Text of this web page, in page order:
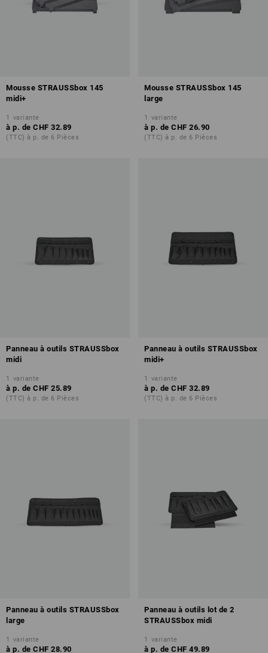
Mousse STRAUSSbox 145
midi+
1 variante
à p. de CHF 32.89
(TTC) à p. de 6 Pièces
Mousse STRAUSSbox 145
large
1 variante
à p. de CHF 26.90
(TTC) à p. de 6 Pièces
Panneau à outils STRAUSSbox
midi
1 variante
à p. de CHF 25.89
(TTC) à p. de 6 Pièces
Panneau à outils STRAUSSbox
midi+
1 variante
à p. de CHF 32.89
(TTC) à p. de 6 Pièces
Panneau à outils STRAUSSbox
large
1 variante
à p. de CHF 28.90
Panneau à outils lot de 2
STRAUSSbox midi
1 variante
à p. de CHF 49.89